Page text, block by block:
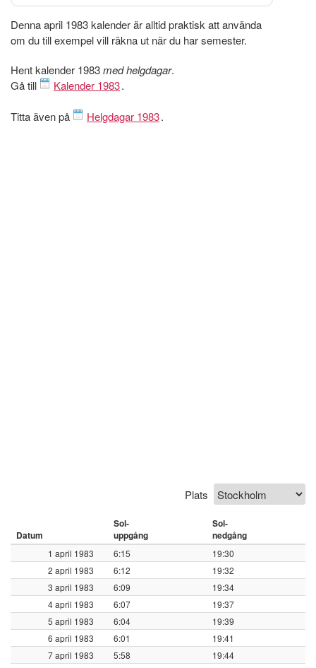
Denna april 1983 kalender är alltid praktisk att använda
om du till exempel vill räkna ut när du har semester.
Hent kalender 1983med helgdagar.
Gå till
Kalender 1983.
Titta även på Helgdagar 1983.
Plats
Datum
Sol-
uppgång
Sol-
nedgång
1 april 1983 6:15
19:30
2 april 1983
6:12
19:32
3 april 1983
6:09
19:34
4 april 1983
6:07
19:37
5 april 1983
6:04
19:39
6 april 1983
6:01
19:41
7 april 1983
5:58
19:44